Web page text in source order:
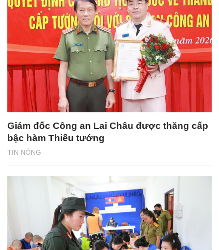
TIN NÓNG
Giám đốc Công an Lai Châu được thăng cấp
bậc hàm Thiếu tướng